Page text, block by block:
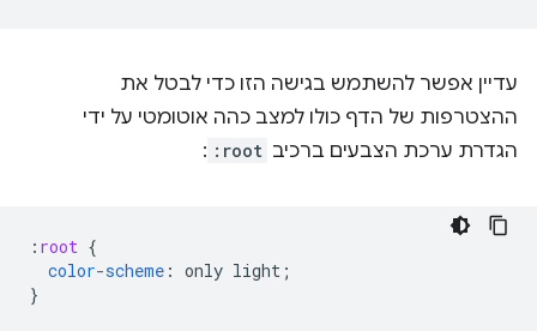
עדיין אפשר להשתמש בגישה הזו כדי לבטל את
ההצטרפות של הדף כולו למצב כהה אוטומטי על ידי
הגדרת ערכת הצבעים ברכיב :root
:
: root {
color-scheme : only light ;
}